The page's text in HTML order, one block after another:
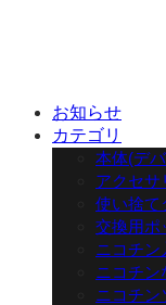
お知らせ
カテゴリ
本体(デ
アクセサ
使い捨て
交換用ポ
ニコチン
ニコチン
ニコチン